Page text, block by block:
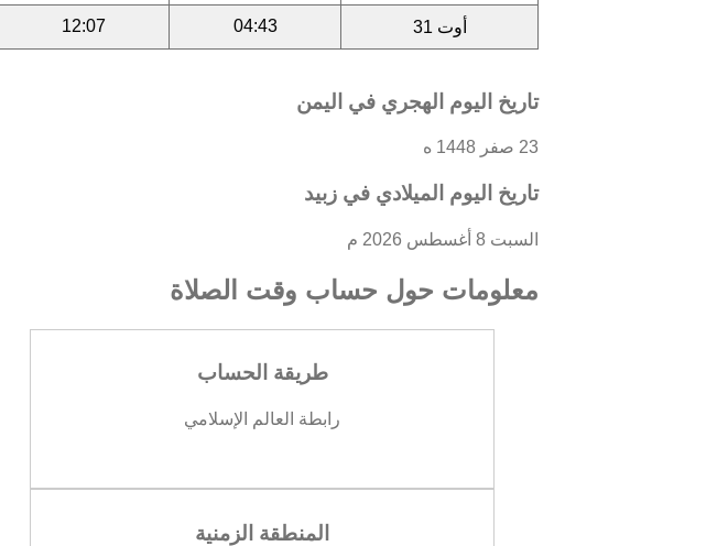
أوت 31 04:43
12:07
تاريخ اليوم الهجري في اليمن
23 صفر 1448 ه
تاريخ اليوم الميلادي في زبيد
السبت 8 أغسطس 2026 م
معلومات حول حساب وقت الصلاة
طريقة الحساب
رابطة العالم الإسلامي
المنطقة الزمنية